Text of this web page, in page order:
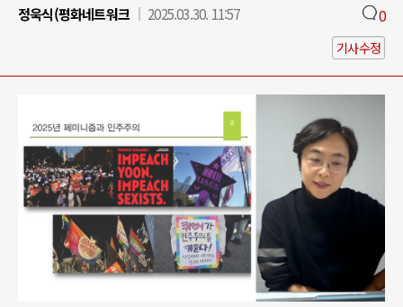
정욱식(평화네트워크
2025.03.30. 11:57 0
기사수정